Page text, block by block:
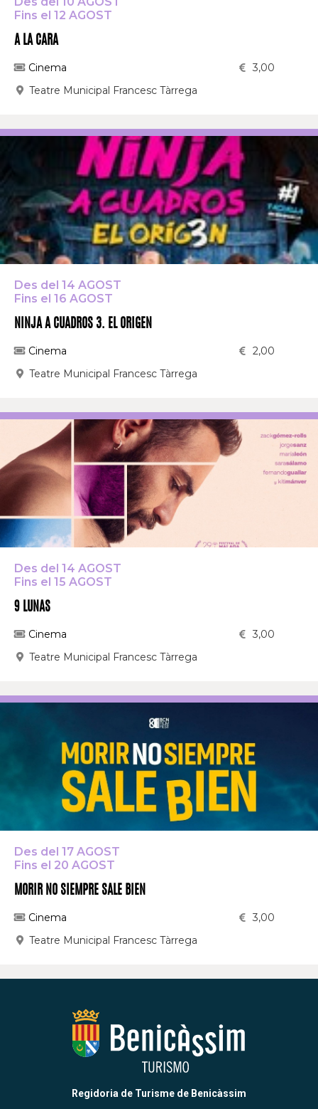
Fins el 12 AGOST
A LA CARA
Cinema
3,00
Teatre Municipal Francesc Tàrrega
Des del 14 AGOST
Fins el 16 AGOST
NINJA A CUADROS 3. EL ORIGEN
Cinema
2,00
Teatre Municipal Francesc Tàrrega
Des del 14 AGOST
Fins el 15 AGOST
9 LUNAS
Cinema
3,00
Teatre Municipal Francesc Tàrrega
Des del 17 AGOST
Fins el 20 AGOST
MORIR NO SIEMPRE SALE BIEN
Cinema
3,00
Teatre Municipal Francesc Tàrrega
Regidoria de Turisme de Benicàssim